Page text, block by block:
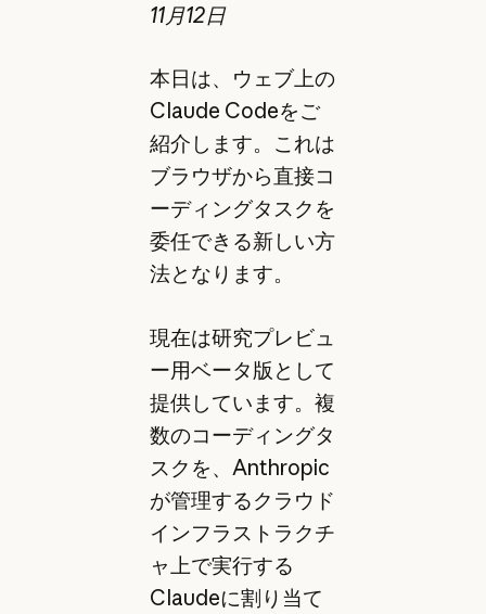
11月12日
本日は、ウェブ上の
Claude Codeをご
紹介します。これは
ブラウザから直接コ
ーディングタスクを
委任できる新しい方
法となります。
現在は研究プレビュ
ー用ベータ版として
提供しています。複
数のコーディングタ
スクを、Anthropic
が管理するクラウド
インフラストラクチ
ャ上で実行する
Claudeに割り当て